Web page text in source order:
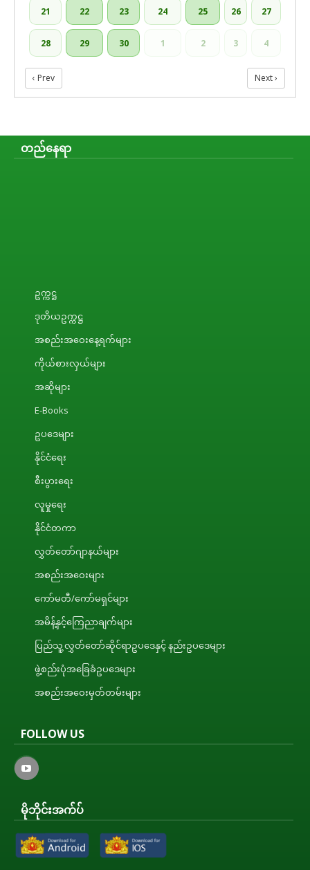
21 22 23 24 25 26 27
28 29 30 1 2 3 4
‹ Prev Next ›
တည်နေရာ
ဥက္ကဋ္ဌ
ဒုတိယဥက္ကဋ္ဌ
အစည်းအဝေးနေ့ရက်များ
ကိုယ်စားလှယ်များ
အဆိုများ
E-Books
ဥပဒေများ
နိုင်ငံရေး
စီးပွားရေး
လူမှုရေး
နိုင်ငံတကာ
လွှတ်တော်ဂျာနယ်များ
အစည်းအဝေးများ
ကော်မတီ/ကော်မရှင်များ
အမိန့်နှင့်ကြေညာချက်များ
ပြည်သူ့လွှတ်တော်ဆိုင်ရာဥပဒေနှင့် နည်းဥပဒေများ
ဖွဲ့စည်းပုံအခြေခံဥပဒေများ
အစည်းအဝေးမှတ်တမ်းများ
FOLLOW US
မိုဘိုင်းအက်ပ်